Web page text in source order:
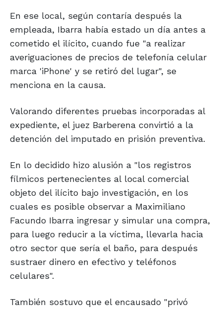
En ese local, según contaría después la
empleada, Ibarra había estado un día antes a
cometido el ilícito, cuando fue "a realizar
averiguaciones de precios de telefonía celular
marca 'iPhone' y se retiró del lugar", se
menciona en la causa.
Valorando diferentes pruebas incorporadas al
expediente, el juez Barberena convirtió a la
detención del imputado en prisión preventiva.
En lo decidido hizo alusión a "los registros
fílmicos pertenecientes al local comercial
objeto del ilícito bajo investigación, en los
cuales es posible observar a Maximiliano
Facundo Ibarra ingresar y simular una compra,
para luego reducir a la víctima, llevarla hacia
otro sector que sería el baño, para después
sustraer dinero en efectivo y teléfonos
celulares".
También sostuvo que el encausado "privó